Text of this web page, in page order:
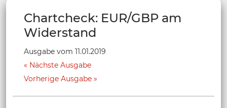
Chartcheck: EUR/GBP am
Widerstand
Ausgabe vom 11.01.2019
Nächste Ausgabe
Vorherige Ausgabe